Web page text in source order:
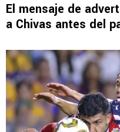
El mensaje de
a Chivas antes del